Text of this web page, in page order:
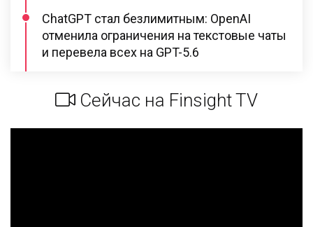
ChatGPT стал безлимитным: OpenAI
отменила ограничения на текстовые чаты
и перевела всех на GPT-5.6
Сейчас на Finsight TV